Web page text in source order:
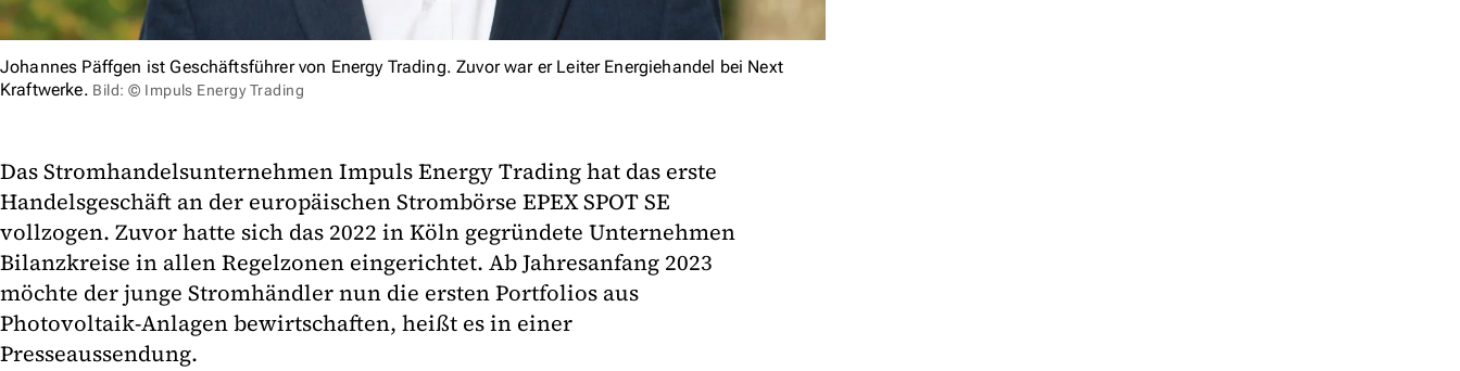
Johannes Päffgen ist Geschäftsführer von Energy Trading. Zuvor war er Leiter Energiehandel bei Next
Kraftwerke. Bild: © Impuls Energy Trading
Das Stromhandelsunternehmen Impuls Energy Trading hat das erste
Handelsgeschäft an der europäischen Strombörse EPEX SPOT SE
vollzogen. Zuvor hatte sich das 2022 in Köln gegründete Unternehmen
Bilanzkreise in allen Regelzonen eingerichtet. Ab Jahresanfang 2023
möchte der junge Stromhändler nun die ersten Portfolios aus
Photovoltaik-Anlagen bewirtschaften, heißt es in einer
Presseaussendung.